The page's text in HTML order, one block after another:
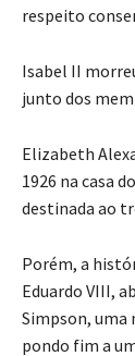
respeito
Isabel II
junto dos
Elizabeth
1926 na casa
destinada ao
Porém, a
Eduardo VIII,
Simpson, uma
pondo fim a